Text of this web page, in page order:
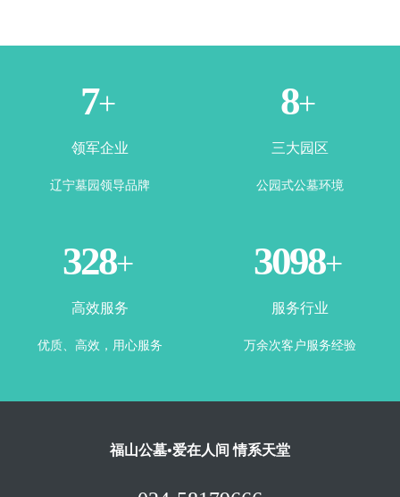
1+
领军企业
辽宁墓园领导品牌
3+
三大园区
公园式公墓环境
365+
高效服务
优质、高效，用心服务
3500+
服务行业
万余次客户服务经验
福山公墓•爱在人间 情系天堂